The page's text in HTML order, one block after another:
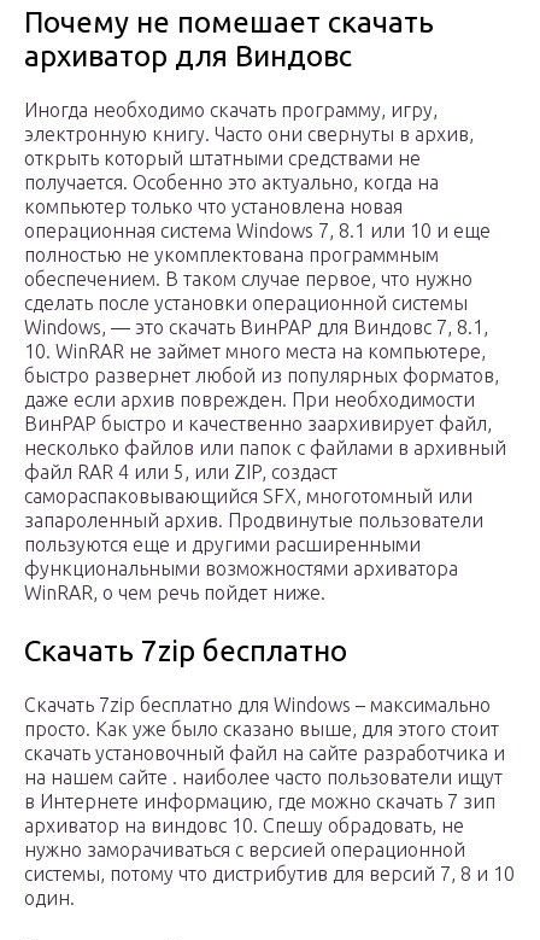
Почему не помешает скачать
архиватор для Виндовс
Иногда необходимо скачать программу, игру,
электронную книгу. Часто они свернуты в архив,
открыть который штатными средствами не
получается. Особенно это актуально, когда на
компьютер только что установлена новая
операционная система Windows 7, 8.1 или 10 и еще
полностью не укомплектована программным
обеспечением. В таком случае первое, что нужно
сделать после установки операционной системы
Windows, — это скачать ВинРАР для Виндовс 7, 8.1,
10. WinRAR не займет много места на компьютере,
быстро развернет любой из популярных форматов,
даже если архив поврежден. При необходимости
ВинРАР быстро и качественно заархивирует файл,
несколько файлов или папок с файлами в архивный
файл RAR 4 или 5, или ZIP, создаст
самораспаковывающийся SFX, многотомный или
запароленный архив. Продвинутые пользователи
пользуются еще и другими расширенными
функциональными возможностями архиватора
WinRAR, о чем речь пойдет ниже.
Скачать 7zip бесплатно
Скачать 7zip бесплатно для Windows – максимально
просто. Как уже было сказано выше, для этого стоит
скачать установочный файл на сайте разработчика и
на нашем сайте . наиболее часто пользователи ищут
в Интернете информацию, где можно скачать 7 зип
архиватор на виндовс 10. Спешу обрадовать, не
нужно заморачиваться с версией операционной
системы, потому что дистрибутив для версий 7, 8 и 10
один.